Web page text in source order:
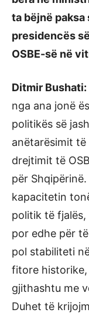
ta bëjnë paksa
presidencës
OSBE-së në
Ditmir Bushati:
nga ana jonë
politikës së
anëtarësimit të
drejtimit të
për
kapacitetin
politik të
por edhe për
pol stabiliteti
fitore historike,
gjithashtu me
Duhet të